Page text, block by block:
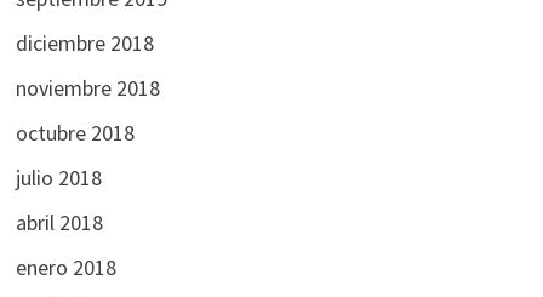
diciembre 2018
noviembre 2018
octubre 2018
julio 2018
abril 2018
enero 2018